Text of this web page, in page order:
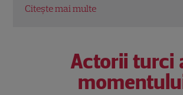
Citește mai multe
Actorii turci